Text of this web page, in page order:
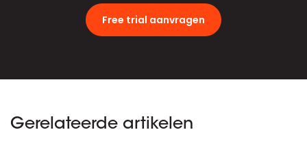
Free trial aanvragen
Gerelateerde artikelen